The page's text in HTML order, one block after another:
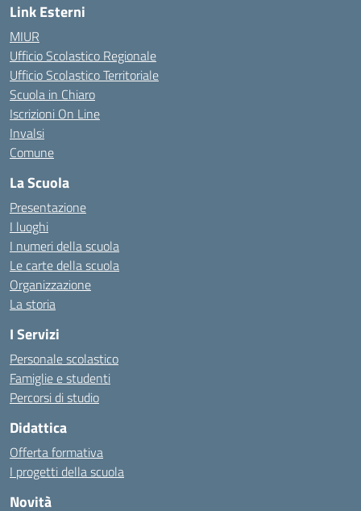
Link Esterni
MIUR
Ufficio Scolastico Regionale
Ufficio Scolastico Territoriale
Scuola in Chiaro
Iscrizioni On Line
Invalsi
Comune
La Scuola
Presentazione
I luoghi
I numeri della scuola
Le carte della scuola
Organizzazione
La storia
I Servizi
Personale scolastico
Famiglie e studenti
Percorsi di studio
Didattica
Offerta formativa
I progetti della scuola
Novità